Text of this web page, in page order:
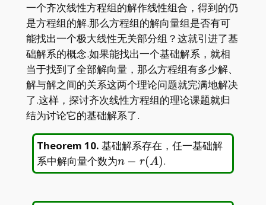
一个齐次线性方程组的解作线性组合，得到的仍
是方程组的解.那么方程组的解向量组是否有可
能找出一个极大线性无关部分组？这就引进了基
础解系的概念.如果能找出一个基础解系，就相
当于找到了全部解向量，那么方程组有多少解、
解与解之间的关系这两个理论问题就完满地解决
了.这样，探讨齐次线性方程组的理论课题就归
结为讨论它的基础解系了.
Theorem 10. 基础解系存在，任一基础解
系中解向量个数为n-
r(A)
n − r(A).